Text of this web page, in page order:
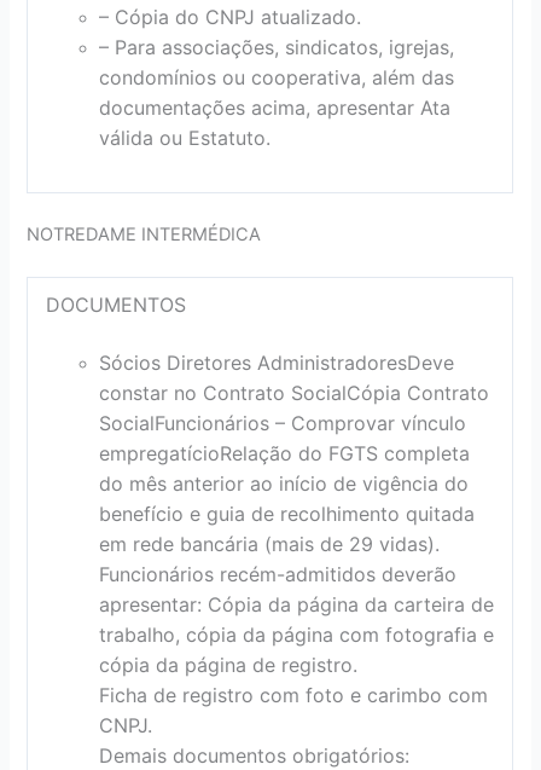
– Cópia do CNPJ atualizado.
– Para associações, sindicatos, igrejas,
condomínios ou cooperativa, além das
documentações acima, apresentar Ata
válida ou Estatuto.
NOTREDAME INTERMÉDICA
DOCUMENTOS
Sócios Diretores AdministradoresDeve
constar no Contrato SocialCópia Contrato
SocialFuncionários – Comprovar vínculo
empregatícioRelação do FGTS completa
do mês anterior ao início de vigência do
benefício e guia de recolhimento quitada
em rede bancária (mais de 29 vidas).
Funcionários recém-admitidos deverão
apresentar: Cópia da página da carteira de
trabalho, cópia da página com fotografia e
cópia da página de registro.
Ficha de registro com foto e carimbo com
CNPJ.
Demais documentos obrigatórios: